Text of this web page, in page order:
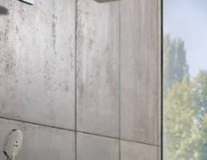
клавіш, Matt White (15384700)
Прихована частина для
змішувача RainSelect на 5
функцій (15313180)